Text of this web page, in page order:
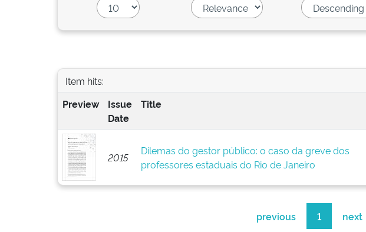
Item hits:
Preview
Issue
Date
Title
2015
Dilemas do gestor público: o caso da greve dos
professores estaduais do Rio de Janeiro
previous 1 next